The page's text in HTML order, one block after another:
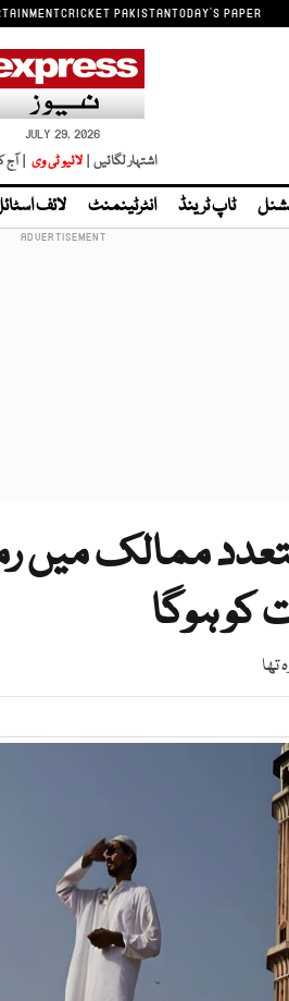
CRICKET PAKISTANTODAY'S PAPER
JULY 29, 2026
اشتہار لگائیں | لائیو ٹی وی | آج
ٹاپ ٹرینڈ انٹرٹینمنٹ لائف
ممالک میں
کو ہوگا